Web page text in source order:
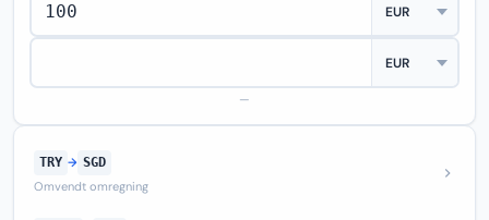
—
TRY → SGD
Omvendt omregning